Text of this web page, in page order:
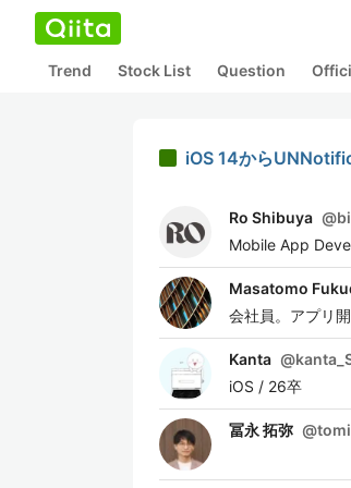
Trend Stock List Question
iOS 14から
Ro Shibuya @
Mobile App
Masatomo
会社員。アプリ
Kanta @
iOS / 26卒
冨永 拓弥 @